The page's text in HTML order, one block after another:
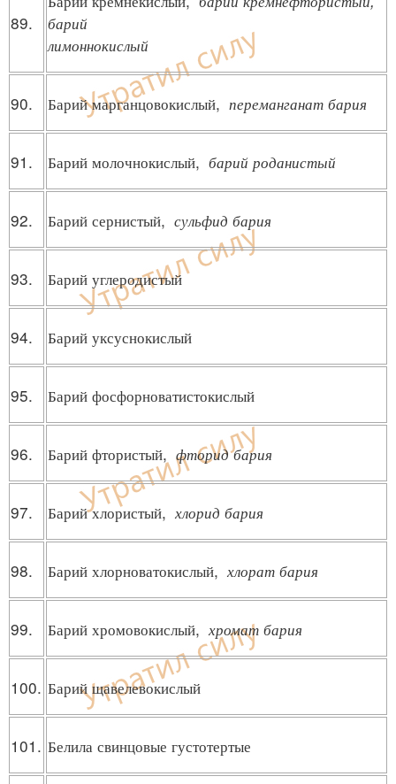
89.
барий
лимоннокислый
90. Барий марганцовокислый, переманганат бария
91. Барий молочнокислый, барий роданистый
92. Барий сернистый, сульфид бария
93. Барий углеродистый
94. Барий уксуснокислый
95. Барий фосфорноватистокислый
96. Барий фтористый, фторид бария
97. Барий хлористый, хлорид бария
98. Барий хлорноватокислый, хлорат бария
99. Барий хромовокислый, хромат бария
100. Барий щавелевокислый
101. Белила свинцовые густотертые